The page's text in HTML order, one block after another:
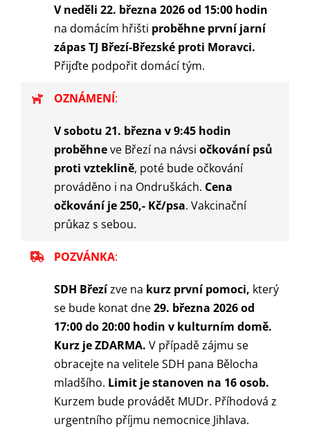
V neděli 22. března 2026 od 15:00 hodin
na domácím hřišti proběhne první jarní
zápas TJ Březí-Březské proti Moravci.
Přijďte podpořit domácí tým.
OZNÁMENÍ:
V sobotu 21. března v 9:45 hodin
proběhneve Březí na návsiočkování psů
proti vzteklině, poté bude očkování
prováděno i na Ondruškách. Cena
očkování je 250,- Kč/psa. Vakcinační
průkaz s sebou.
POZVÁNKA:
SDH Březízve na kurz první pomoci, který
se bude konat dne29. března 2026 od
17:00 do 20:00 hodin v kulturním domě.
Kurz je ZDARMA. V případě zájmu se
obracejte na velitele SDH pana Bělocha
mladšího. Limit je stanoven na 16 osob.
Kurzem bude provádět MUDr. Příhodová z
urgentního příjmu nemocnice Jihlava.